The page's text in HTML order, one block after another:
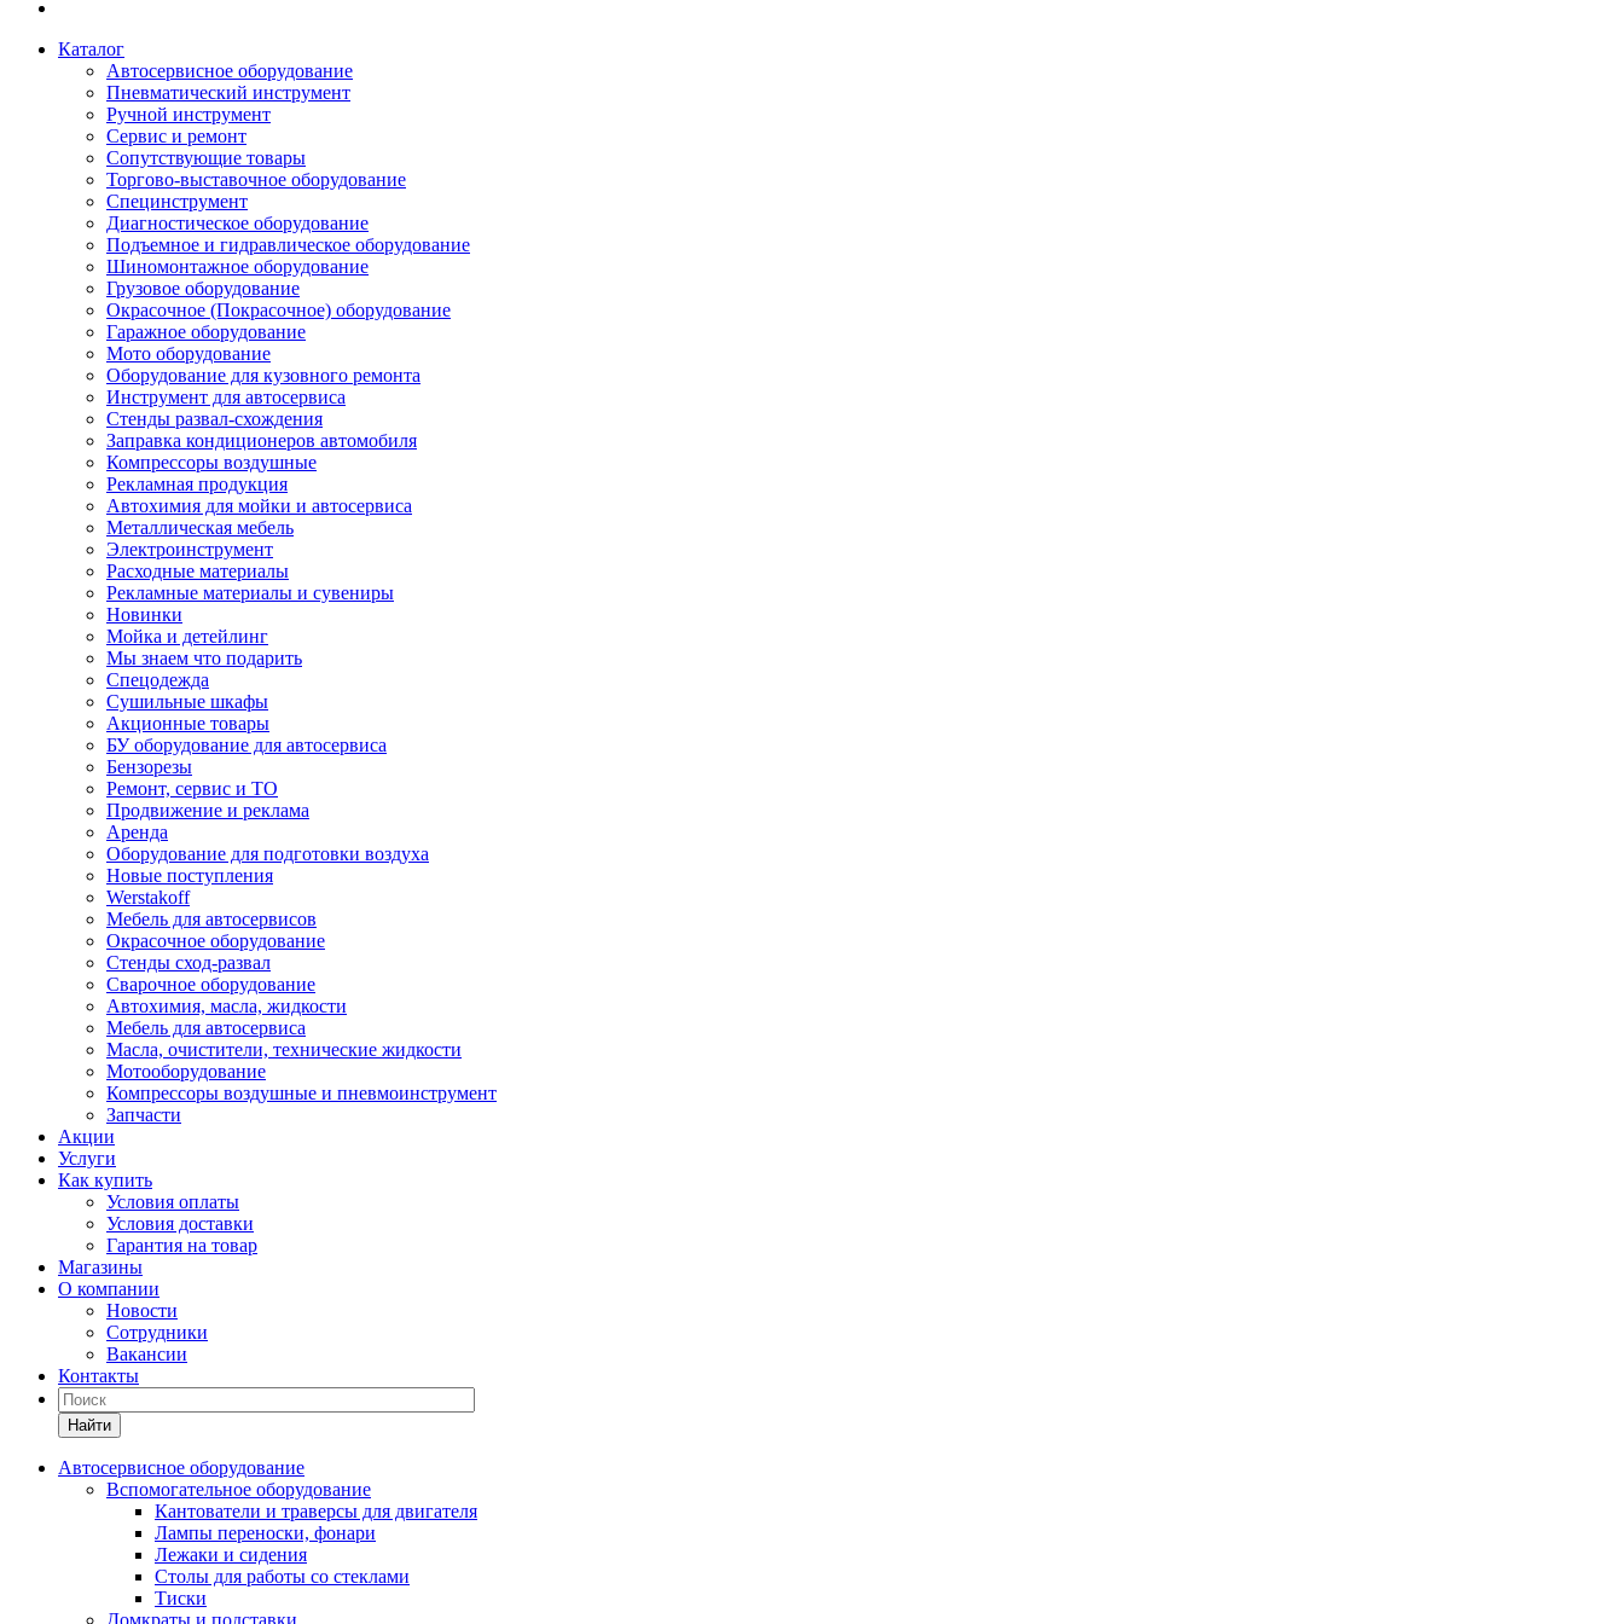
Каталог
Автосервисное оборудование
Пневматический инструмент
Ручной инструмент
Сервис и ремонт
Сопутствующие товары
Торгово-выставочное оборудование
Специнструмент
Диагностическое оборудование
Подъемное и гидравлическое оборудование
Шиномонтажное оборудование
Грузовое оборудование
Окрасочное (Покрасочное) оборудование
Гаражное оборудование
Мото оборудование
Оборудование для кузовного ремонта
Инструмент для автосервиса
Стенды развал-схождения
Заправка кондиционеров автомобиля
Компрессоры воздушные
Рекламная продукция
Автохимия для мойки и автосервиса
Металлическая мебель
Электроинструмент
Расходные материалы
Рекламные материалы и сувениры
Новинки
Мойка и детейлинг
Мы знаем что подарить
Спецодежда
Сушильные шкафы
Акционные товары
БУ оборудование для автосервиса
Бензорезы
Ремонт, сервис и ТО
Продвижение и реклама
Аренда
Оборудование для подготовки воздуха
Новые поступления
Werstakoff
Мебель для автосервисов
Окрасочное оборудование
Стенды сход-развал
Сварочное оборудование
Автохимия, масла, жидкости
Мебель для автосервиса
Масла, очистители, технические жидкости
Мотооборудование
Компрессоры воздушные и пневмоинструмент
Запчасти
Акции
Услуги
Как купить
Условия оплаты
Условия доставки
Гарантия на товар
Магазины
О компании
Новости
Сотрудники
Вакансии
Контакты
Найти
Автосервисное оборудование
Вспомогательное оборудование
Кантователи и траверсы для двигателя
Лампы переноски, фонари
Лежаки и сидения
Столы для работы со стеклами
Тиски
Домкраты и подставки